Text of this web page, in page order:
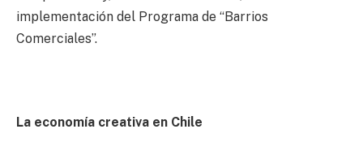
implementación del Programa de “Barrios
Comerciales”.
La economía creativa en Chile